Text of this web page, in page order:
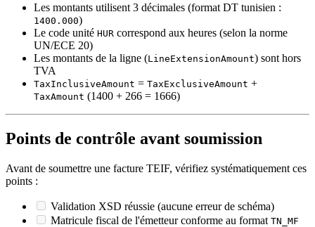
Les montants utilisent 3 décimales (format DT tunisien :
1400.000)
Le code unité HUR correspond aux heures (selon la norme
UN/ECE 20)
Les montants de la ligne (LineExtensionAmount) sont hors
TVA
TaxInclusiveAmount = TaxExclusiveAmount +
TaxAmount (1400 + 266 = 1666)
Points de contrôle avant soumission
Avant de soumettre une facture TEIF, vérifiez systématiquement ces
points :
Validation XSD réussie (aucune erreur de schéma)
Matricule fiscal de l'émetteur conforme au format TN_MF